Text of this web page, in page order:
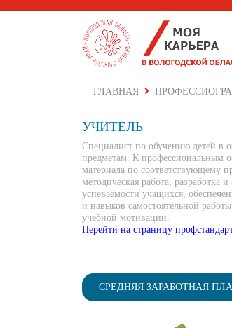
ГЛАВНАЯ
УЧИТЕЛЬ
Специалист по обучению детей в
предметам. К профессиональным
материала по соответствующему
методическая работа, разработка
успеваемости учащихся,
и навыков самостоятельной
учебной мотивации.
Перейти на страницу
СРЕДНЯЯ ЗАРАБОТНАЯ